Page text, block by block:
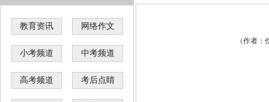
教育资讯 网络作文
小考频道 中考频道
高考频道 考后点睛
（作者